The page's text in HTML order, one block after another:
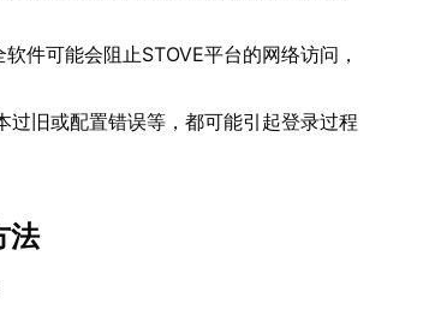
件可能会阻止STOVE平台的网络访问，
过旧或配置错误等，都可能引起登录过程
法